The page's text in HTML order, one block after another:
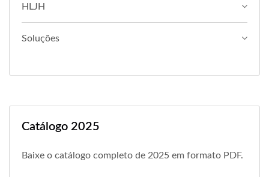
HLJH
Soluções
Catálogo 2025
Baixe o catálogo completo de 2025 em formato PDF.